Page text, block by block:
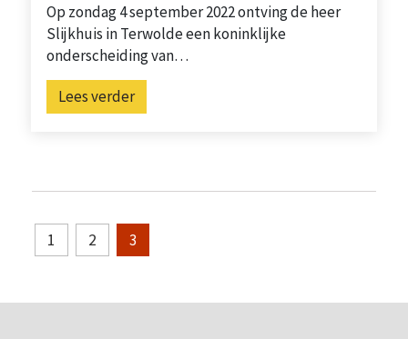
Op zondag 4 september 2022 ontving de heer
Slijkhuis in Terwolde een koninklijke
onderscheiding van…
Lees verder
1 2 3